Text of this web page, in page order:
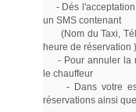
- Dés l'acceptation
un SMS contenant
(Nom du Taxi,
heure de réservation )
- Pour annuler la
le chauffeur
- Dans votre
réservations ainsi